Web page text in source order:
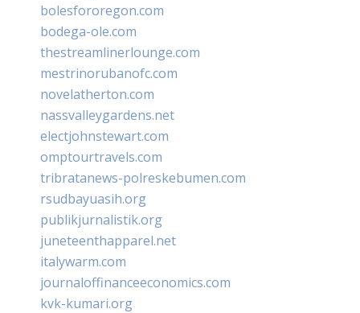
bolesfororegon.com
bodega-ole.com
thestreamlinerlounge.com
mestrinorubanofc.com
novelatherton.com
nassvalleygardens.net
electjohnstewart.com
omptourtravels.com
tribratanews-polreskebumen.com
rsudbayuasih.org
publikjurnalistik.org
juneteenthapparel.net
italywarm.com
journaloffinanceeconomics.com
kvk-kumari.org